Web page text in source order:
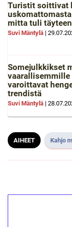
Turistit soittivat
mitta tuli täyteen
Suvi Mäntylä |
Somejulkkikset
varoittavat
trendistä
Suvi Mäntylä |
AIHEET Kahjo